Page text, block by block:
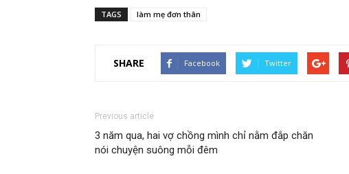
TAGS làm mẹ đơn thân
SHARE Facebook Twitter
Previous article
3 năm qua, hai vợ chồng mình chỉ nằm đắp chăn
nói chuyện suông mỗi đêm